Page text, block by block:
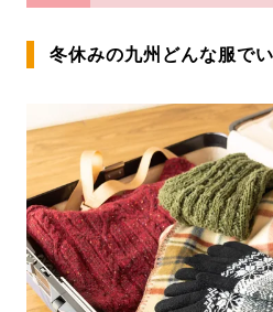
冬休みの九州どんな服で